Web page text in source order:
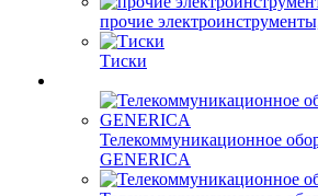
прочие
Тиски
Телекоммуникационное
GENERICA